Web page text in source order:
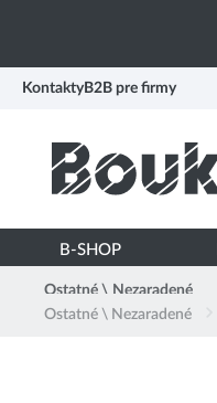
Kontakty B2B pre firmy
B-SHOP
Ostatné \ Nezaradené
Ostatné \ Nezaradené